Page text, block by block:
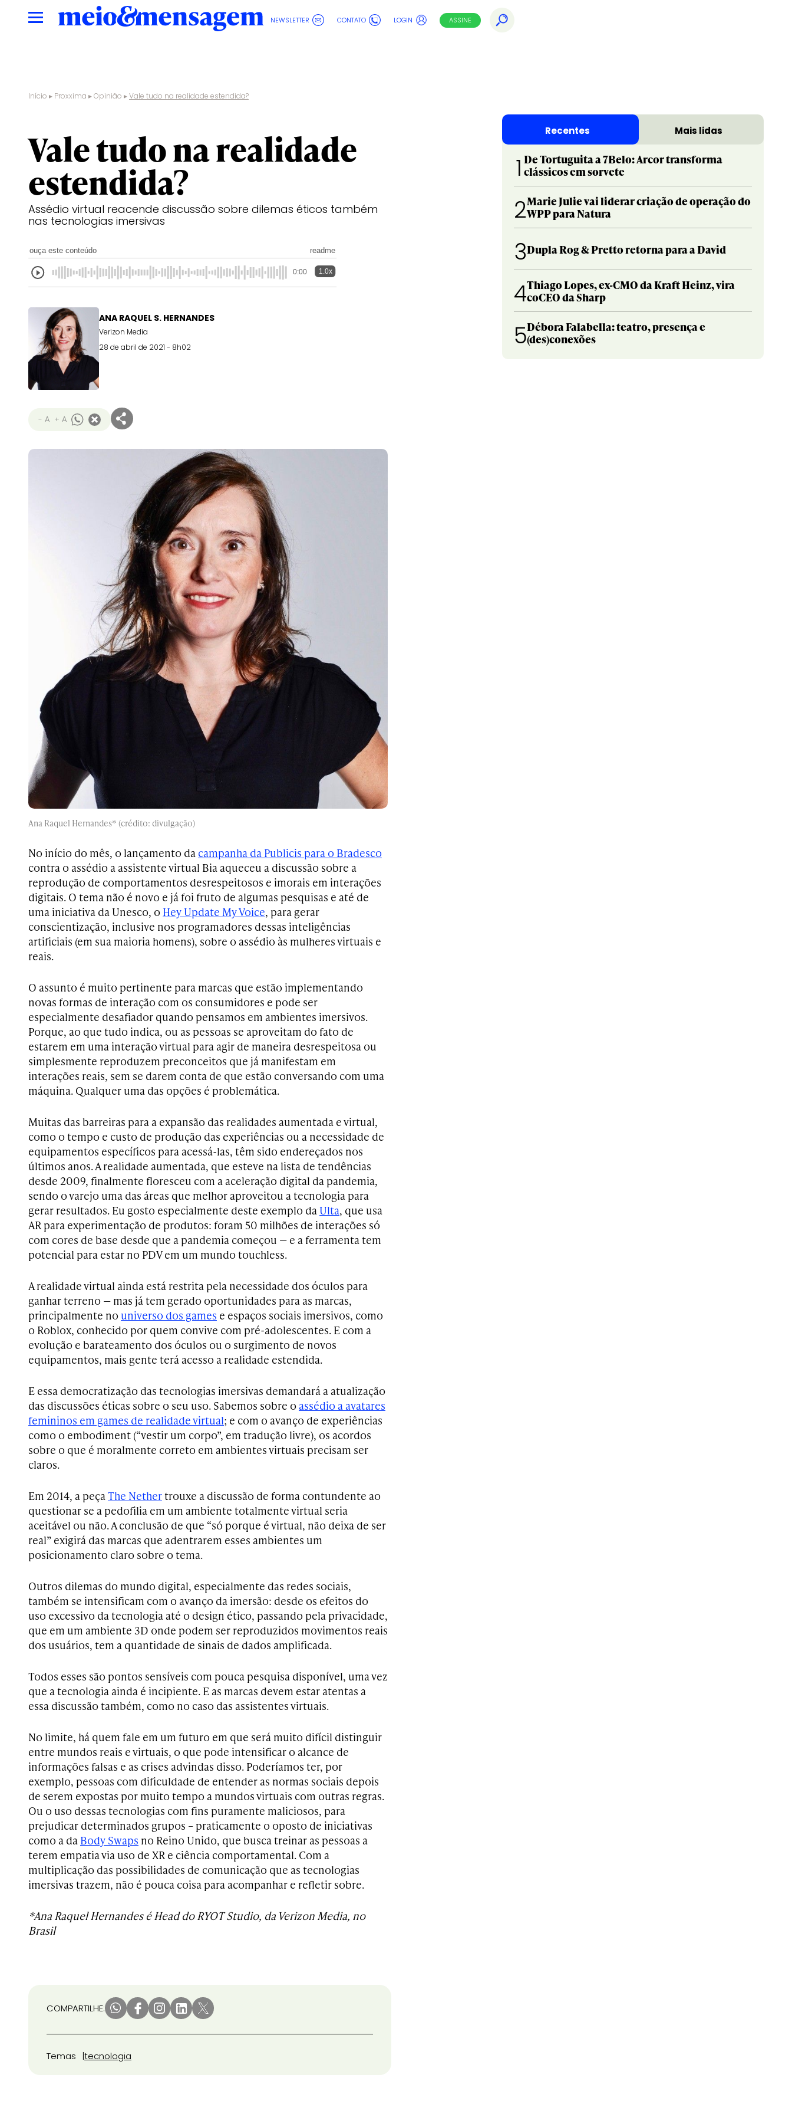
NEWSLETTER CONTATO LOGIN ASSINE
Início ▸ Proxxima ▸Opinião ▸Vale tudo na realidade estendida?
Vale tudo na realidade
estendida?
Assédio virtual reacende discussão sobre dilemas éticos também
nas tecnologias imersivas
ouça este conteúdo readme
0:00 1.0x
ANA RAQUEL S. HERNANDES
Verizon Media
28 de abril de 2021 - 8h02
- A + A
Ana Raquel Hernandes* (crédito: divulgação)
No início do mês, o lançamento da campanha da Publicis para o Bradesco
contra o assédio a assistente virtual Bia aqueceu a discussão sobre a
reprodução de comportamentos desrespeitosos e imorais em interações
digitais. O tema não é novo e já foi fruto de algumas pesquisas e até de
uma iniciativa da Unesco, o Hey Update My Voice, para gerar
conscientização, inclusive nos programadores dessas inteligências
artificiais (em sua maioria homens), sobre o assédio às mulheres virtuais e
reais.
O assunto é muito pertinente para marcas que estão implementando
novas formas de interação com os consumidores e pode ser
especialmente desafiador quando pensamos em ambientes imersivos.
Porque, ao que tudo indica, ou as pessoas se aproveitam do fato de
estarem em uma interação virtual para agir de maneira desrespeitosa ou
simplesmente reproduzem preconceitos que já manifestam em
interações reais, sem se darem conta de que estão conversando com uma
máquina. Qualquer uma das opções é problemática.
Muitas das barreiras para a expansão das realidades aumentada e virtual,
como o tempo e custo de produção das experiências ou a necessidade de
equipamentos específicos para acessá-las, têm sido endereçados nos
últimos anos. A realidade aumentada, que esteve na lista de tendências
desde 2009, finalmente floresceu com a aceleração digital da pandemia,
sendo o varejo uma das áreas que melhor aproveitou a tecnologia para
gerar resultados. Eu gosto especialmente deste exemplo daUlta, que usa
AR para experimentação de produtos: foram 50 milhões de interações só
com cores de base desde que a pandemia começou — e a ferramenta tem
potencial para estar no PDV em um mundo touchless.
A realidade virtual ainda está restrita pela necessidade dos óculos para
ganhar terreno — mas já tem gerado oportunidades para as marcas,
principalmente no universo dos games e espaços sociais imersivos, como
o Roblox, conhecido por quem convive com pré-adolescentes. E com a
evolução e barateamento dos óculos ou o surgimento de novos
equipamentos, mais gente terá acesso a realidade estendida.
E essa democratização das tecnologias imersivas demandará a atualização
das discussões éticas sobre o seu uso. Sabemos sobre o assédio a avatares
femininos em games de realidade virtual; e com o avanço de experiências
como o embodiment (“vestir um corpo”, em tradução livre), os acordos
sobre o que é moralmente correto em ambientes virtuais precisam ser
claros.
Em 2014, a peçaThe Nethertrouxe a discussão de forma contundente ao
questionar se a pedofilia em um ambiente totalmente virtual seria
aceitável ou não. A conclusão de que “só porque é virtual, não deixa de ser
real” exigirá das marcas que adentrarem esses ambientes um
posicionamento claro sobre o tema.
Outros dilemas do mundo digital, especialmente das redes sociais,
também se intensificam com o avanço da imersão: desde os efeitos do
uso excessivo da tecnologia até o design ético, passando pela privacidade,
que em um ambiente 3D onde podem ser reproduzidos movimentos reais
dos usuários, tem a quantidade de sinais de dados amplificada.
Todos esses são pontos sensíveis com pouca pesquisa disponível, uma vez
que a tecnologia ainda é incipiente. E as marcas devem estar atentas a
essa discussão também, como no caso das assistentes virtuais.
No limite, há quem fale em um futuro em que será muito difícil distinguir
entre mundos reais e virtuais, o que pode intensificar o alcance de
informações falsas e as crises advindas disso. Poderíamos ter, por
exemplo, pessoas com dificuldade de entender as normas sociais depois
de serem expostas por muito tempo a mundos virtuais com outras regras.
Ou o uso dessas tecnologias com fins puramente maliciosos, para
prejudicar determinados grupos – praticamente o oposto de iniciativas
como a da Body Swaps no Reino Unido, que busca treinar as pessoas a
terem empatia via uso de XR e ciência comportamental. Com a
multiplicação das possibilidades de comunicação que as tecnologias
imersivas trazem, não é pouca coisa para acompanhar e refletir sobre.
*Ana Raquel Hernandes é Head do RYOT Studio, da Verizon Media, no
Brasil
COMPARTILHE:
Temas tecnologia
Recentes Mais lidas
1 De Tortuguita a 7Belo: Arcor transforma
clássicos em sorvete
2Marie Julie vai liderar criação de operação do
WPP para Natura
3Dupla Rog & Pretto retorna para a David
4Thiago Lopes, ex-CMO da Kraft Heinz, vira
coCEO da Sharp
5Débora Falabella: teatro, presença e
(des)conexões